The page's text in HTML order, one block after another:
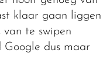
klaar gaan liggen
te swipen
Google dus maar